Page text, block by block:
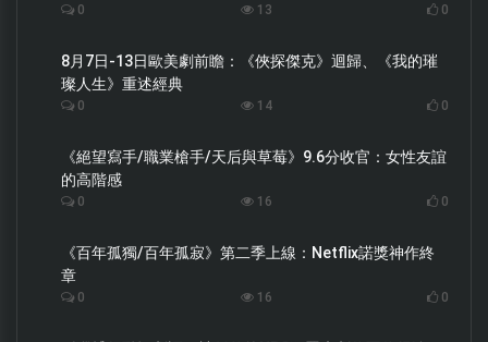
0 13 0
8月7日-13日歐美劇前瞻：《俠探傑克》迴歸、《我的璀
璨人生》重述經典
0 14 0
《絕望寫手/職業槍手/天后與草莓》9.6分收官：女性友誼
的高階感
0 16 0
《百年孤獨/百年孤寂》第二季上線：Netflix諾獎神作終
章
0 16 0